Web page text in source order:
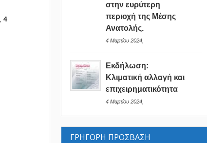
στην ευρύτερη
περιοχή της Μέσης
Ανατολής.
4 Μαρτίου 2024,
Εκδήλωση:
Κλιματική αλλαγή και
επιχειρηματικότητα
4 Μαρτίου 2024,
ΓΡΗΓΟΡΗ ΠΡΟΣΒΑΣΗ
4